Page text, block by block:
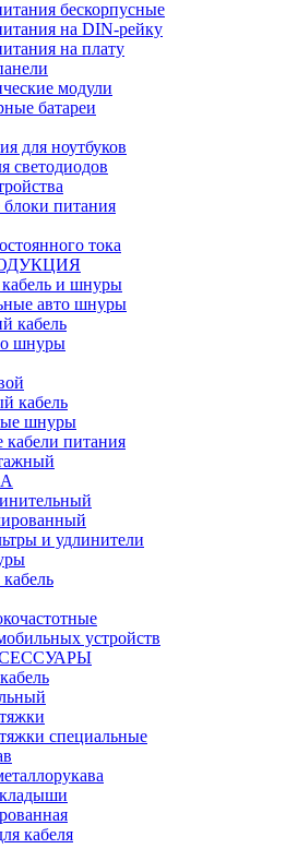
бескорпусные
на DIN-рейку
на плату
модули
батареи
для ноутбуков
светодиодов
питания
тока
и шнуры
авто шнуры
кабель
шнуры
кабель
шнуры
питания
и удлинители
устройств
специальные
кабеля